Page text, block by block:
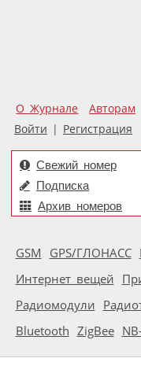
О Журнале Авторам
Войти | Регистрация
Свежий номер
Подписка
Архив номеров
GSM GPS/ГЛОНАСС
Интернет вещей
Радиомодули
Bluetooth ZigBee